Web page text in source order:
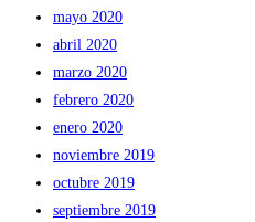
mayo 2020
abril 2020
marzo 2020
febrero 2020
enero 2020
noviembre 2019
octubre 2019
septiembre 2019